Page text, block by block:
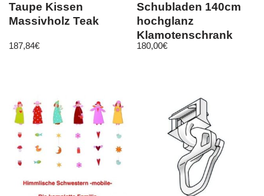
Taupe Kissen
Massivholz Teak
187,84€
Schubladen 140cm
hochglanz
Klamotenschrank
Sideboard Anrichte
180,00€